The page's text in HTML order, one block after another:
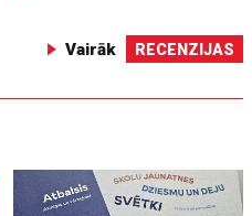
Vairāk RECENZIJAS